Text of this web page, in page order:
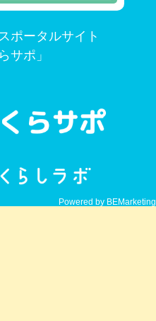
ポータルサイト
サポ」
Powered by BEMarketing